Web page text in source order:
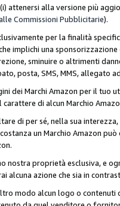
attenersi alla versione più
Commissioni Pubblicitarie).
per la finalità
implichi una
sminuire o altrimenti
posta, SMS, MMS,
dei Marchi Amazon per il tuo
di alcun Marchio
di per sé, nella sua
un Marchio Amazon
nostra proprietà esclusiva, e
alcuna azione che sia in
modo alcun logo o